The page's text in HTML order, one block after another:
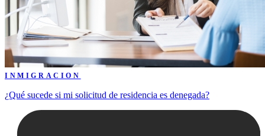
INMIGRACION
¿Qué sucede si mi solicitud de residencia es denegada?